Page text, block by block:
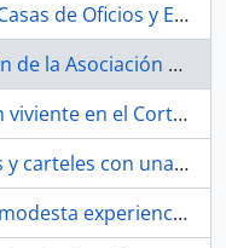
Reflexión sobre las futuras Casas de Oficios y Escuela Taller.
Reportaje de la inauguración de la Asociación de Vecinos Estrella Andaluza. 1979. Barrio de la Bachillera, Sevilla (España).
Representación de un Belén viviente en el Cortijo Miraflores. 1994. Sevilla (España).
Reproducción de pasquines y carteles con una “vietnamita”. 1978. Sevilla (España)
Riotinto, recuerdos de una modesta experiencia de reforma educativa 2022